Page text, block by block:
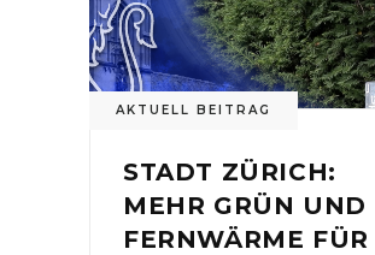
AKTUELL BEITRAG
STADT ZÜRICH:
MEHR GRÜN UND
FERNWÄRME FÜR